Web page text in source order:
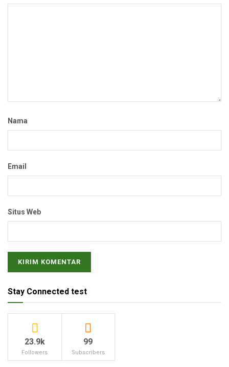
Nama
Email
Situs Web
Stay Connected test
23.9k
Followers
99
Subscribers